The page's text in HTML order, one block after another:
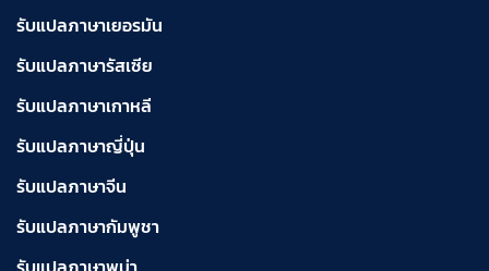
รับแปลภาษาเยอรมัน
รับแปลภาษารัสเซีย
รับแปลภาษาเกาหลี
รับแปลภาษาญี่ปุ่น
รับแปลภาษาจีน
รับแปลภาษากัมพูชา